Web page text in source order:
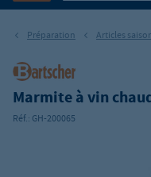
Préparation Articles
Marmite à vin
Réf.: GH-200065